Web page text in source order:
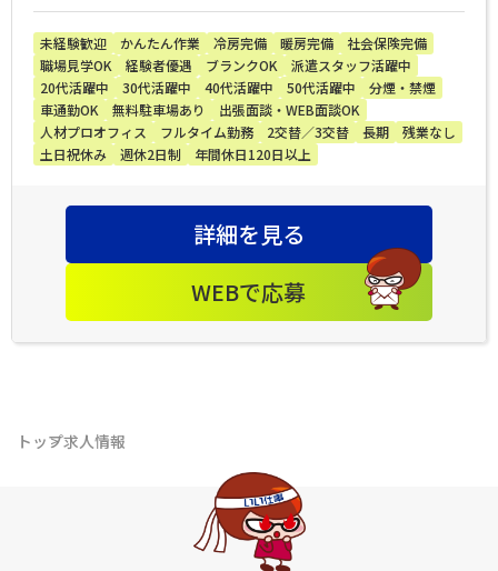
未経験歓迎 かんたん作業 冷房完備 暖房完備
社会保険完備
職場見学OK
経験者優遇 ブランクOK
派遣スタッフ活躍中
20代活躍中
30代活躍中 40代活躍中 50代活躍中
分煙・禁煙
車通勤OK
無料駐車場あり
出張面談・WEB面談OK
人材プロオフィス
フルタイム勤務 2交替／3交替 長期
残業なし
土日祝休み
週休2日制 年間休日120日以上
詳細を見る
WEBで応募
トップ求人情報